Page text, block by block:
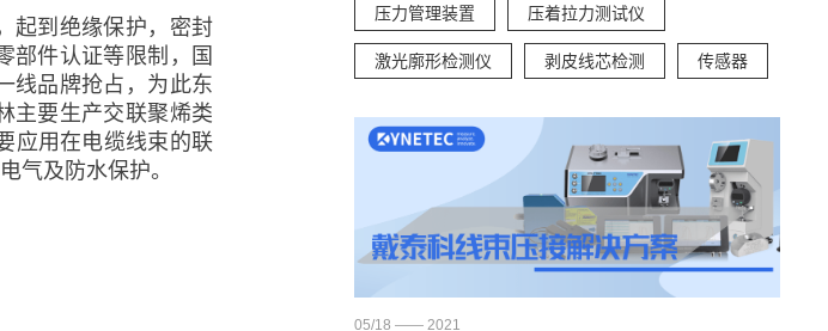
起到绝缘保护，密封
部件认证等限制，国
线品牌抢占，为此东
主要生产交联聚烯类
应用在电缆线束的联
气及防水保护。
压力管理装置 压着拉力测试仪
激光廓形检测仪 剥皮线芯检测 传感器
05/18 —— 2021